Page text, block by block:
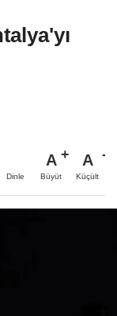
Dinle
A
Büyüt
A
Küçült